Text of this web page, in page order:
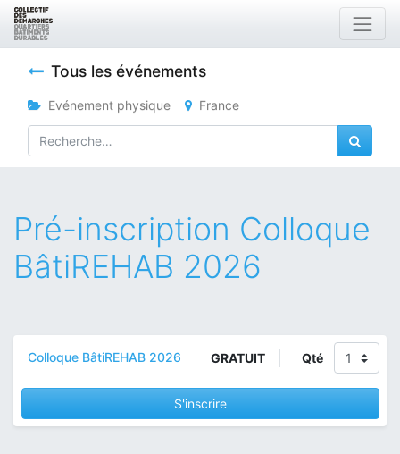
Tous les événements
Evénement physique France
Pré-inscription Colloque
BâtiREHAB 2026
Colloque BâtiREHAB 2026 GRATUIT Qté
S'inscrire